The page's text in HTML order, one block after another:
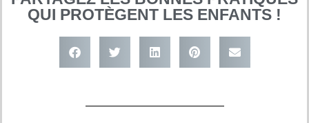
QUI PROTÈGENT LES ENFANTS !